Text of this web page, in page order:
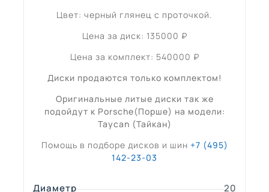
Цвет: черный глянец с проточкой.
Цена за диск: 135000 ₽
Цена за комплект: 540000 ₽
Диски продаются только комплектом!
Оригинальные литые диски так же
подойдут к Porsche(Порше) на модели:
Taycan (Тайкан)
Помощь в подборе дисков и шин +7 (495)
142-23-03
Диаметр 20